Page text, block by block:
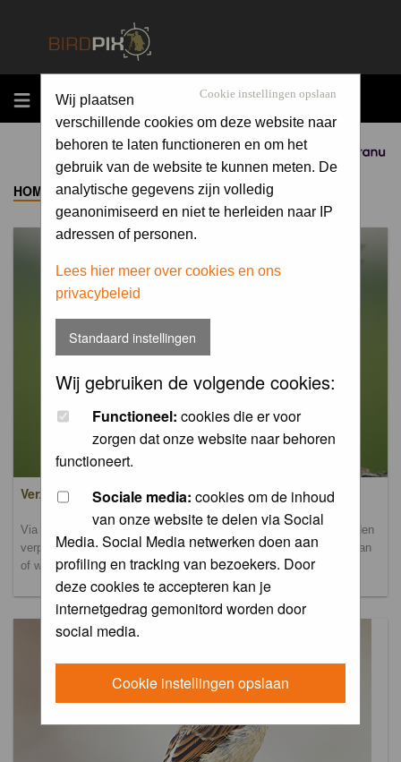
MENU
Sponsored by
Cookie instellingen opslaan
Wij plaatsen
verschillende cookies om deze website naar
behoren te laten functioneren en om het
gebruik van de website te kunnen meten. De
analytische gegevens zijn volledig
geanonimiseerd en niet te herleiden naar IP
adressen of personen.
Lees hier meer over cookies en ons
privacybeleid
Standaard instellingen
Wij gebruiken de volgende cookies:
Functioneel: cookies die er voor
zorgen dat onze website naar behoren
functioneert.
Sociale media: cookies om de inhoud
van onze website te delen via Social
Media. Social Media netwerken doen aan
profiling en tracking van bezoekers. Door
deze cookies te accepteren kan je
internetgedrag gemonitord worden door
social media.
Cookie instellingen opslaan
HOME ->ALBUM
Verzamel- en uploadalbum
Via dit album kun je foto's uploaden. Onderscheidende foto's worden
verplaatst naar de database-albums. Andere foto's blijven hier staan
of worden verplaatst naar het verbeteralbum.